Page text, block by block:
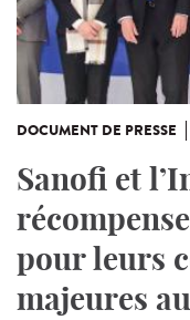
DOCUMENT DE PRESSE
Sanofi et
pour leurs
majeures